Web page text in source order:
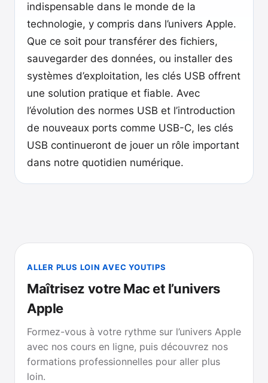
indispensable dans le monde de la
technologie, y compris dans l’univers Apple.
Que ce soit pour transférer des fichiers,
sauvegarder des données, ou installer des
systèmes d’exploitation, les clés USB offrent
une solution pratique et fiable. Avec
l’évolution des normes USB et l’introduction
de nouveaux ports comme USB-C, les clés
USB continueront de jouer un rôle important
dans notre quotidien numérique.
ALLER PLUS LOIN AVEC YOUTIPS
Maîtrisez votre Mac et l’univers
Apple
Formez-vous à votre rythme sur l’univers Apple
avec nos cours en ligne, puis découvrez nos
formations professionnelles pour aller plus
loin.